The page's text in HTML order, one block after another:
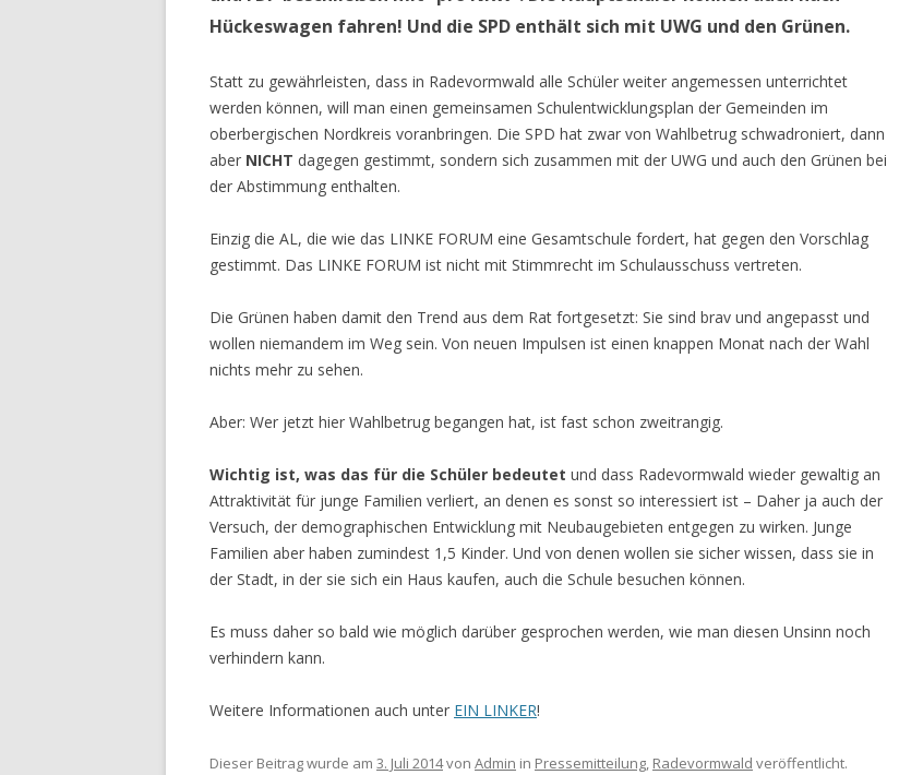
Hückeswagen fahren! Und die SPD enthält sich mit UWG und den Grünen.
Statt zu gewährleisten, dass in Radevormwald alle Schüler weiter angemessen unterrichtet
werden können, will man einen gemeinsamen Schulentwicklungsplan der Gemeinden im
oberbergischen Nordkreis voranbringen. Die SPD hat zwar von Wahlbetrug schwadroniert, dann
aber NICHT dagegen gestimmt, sondern sich zusammen mit der UWG und auch den Grünen bei
der Abstimmung enthalten.
Einzig die AL, die wie das LINKE FORUM eine Gesamtschule fordert, hat gegen den Vorschlag
gestimmt. Das LINKE FORUM ist nicht mit Stimmrecht im Schulausschuss vertreten.
Die Grünen haben damit den Trend aus dem Rat fortgesetzt: Sie sind brav und angepasst und
wollen niemandem im Weg sein. Von neuen Impulsen ist einen knappen Monat nach der Wahl
nichts mehr zu sehen.
Aber: Wer jetzt hier Wahlbetrug begangen hat, ist fast schon zweitrangig.
Wichtig ist, was das für die Schüler bedeutet und dass Radevormwald wieder gewaltig an
Attraktivität für junge Familien verliert, an denen es sonst so interessiert ist – Daher ja auch der
Versuch, der demographischen Entwicklung mit Neubaugebieten entgegen zu wirken. Junge
Familien aber haben zumindest 1,5 Kinder. Und von denen wollen sie sicher wissen, dass sie in
der Stadt, in der sie sich ein Haus kaufen, auch die Schule besuchen können.
Es muss daher so bald wie möglich darüber gesprochen werden, wie man diesen Unsinn noch
verhindern kann.
Weitere Informationen auch unter EIN LINKER!
Dieser Beitrag wurde am 3. Juli 2014von Admin in Pressemitteilung, Radevormwald veröffentlicht.